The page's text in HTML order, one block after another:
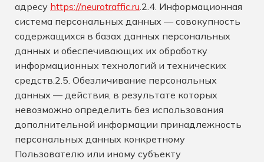
адресу https://neurotraffic.ru.2.4. Информационная
система персональных данных — совокупность
содержащихся в базах данных персональных
данных и обеспечивающих их обработку
информационных технологий и технических
средств.2.5. Обезличивание персональных
данных — действия, в результате которых
невозможно определить без использования
дополнительной информации принадлежность
персональных данных конкретному
Пользователю или иному субъекту